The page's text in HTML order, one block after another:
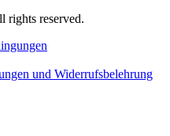
rights reserved.
und Widerrufsbelehrung